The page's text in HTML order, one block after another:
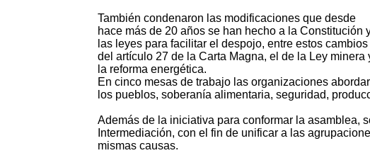
También condenaron las modificaciones que desde
hace más de 20 años se han hecho a la Constitución
las leyes para facilitar el despojo, entre estos cambios
del artículo 27 de la Carta Magna, el de la Ley minera
la reforma energética.
En cinco mesas de trabajo las organizaciones
los pueblos, soberanía alimentaria, seguridad,
Además de la iniciativa para conformar la asamblea,
Intermediación, con el fin de unificar a las
mismas causas.